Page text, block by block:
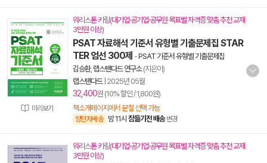
미리보기
워리스톤 키링(대기업·공기업·공무원 목표별 자격증 맞춤 추천 교재
3만원 이상)
PSAT 자료해석 기준서 유형별 기출문제집 STAR
TER 엄선 300제 -PSAT 기준서 유형별 기출문제집
김승환, 랩스탠다드 연구소(지은이)
랩스탠다드| 2025년 05월
32,400원 (10% 할인 / 1,800원)
책소개페이지에서 분철 선택 가능
양탄자배송 밤 11시 잠들기전 배송 변경
워리스톤 키링(대기업·공기업·공무원 목표별 자격증 맞춤 추천 교재
3만원 이상)